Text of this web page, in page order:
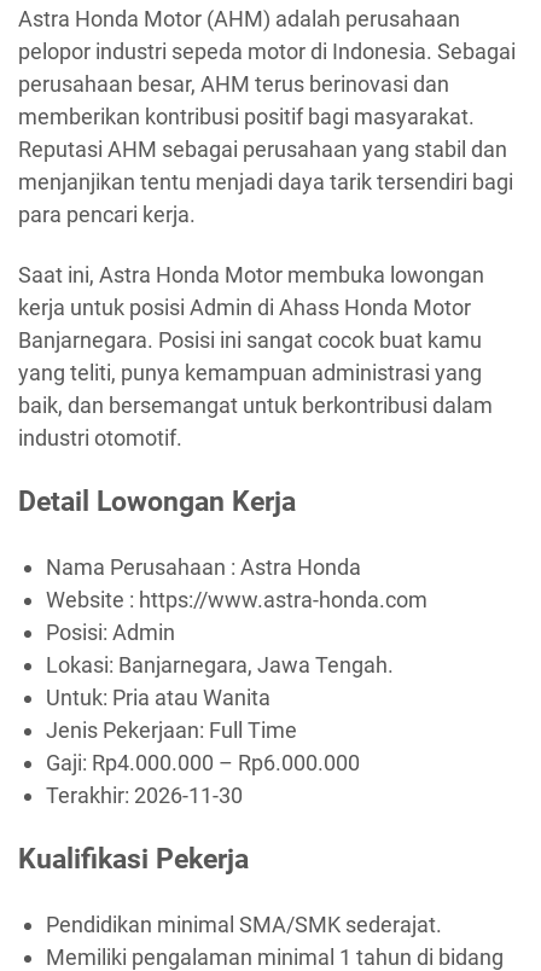
Astra Honda Motor (AHM) adalah perusahaan
pelopor industri sepeda motor di Indonesia. Sebagai
perusahaan besar, AHM terus berinovasi dan
memberikan kontribusi positif bagi masyarakat.
Reputasi AHM sebagai perusahaan yang stabil dan
menjanjikan tentu menjadi daya tarik tersendiri bagi
para pencari kerja.
Saat ini, Astra Honda Motor membuka lowongan
kerja untuk posisi Admin di Ahass Honda Motor
Banjarnegara. Posisi ini sangat cocok buat kamu
yang teliti, punya kemampuan administrasi yang
baik, dan bersemangat untuk berkontribusi dalam
industri otomotif.
Detail Lowongan Kerja
Nama Perusahaan : Astra Honda
Website : https://www.astra-honda.com
Posisi: Admin
Lokasi: Banjarnegara, Jawa Tengah.
Untuk: Pria atau Wanita
Jenis Pekerjaan: Full Time
Gaji: Rp4.000.000 – Rp6.000.000
Terakhir: 2026-11-30
Kualifikasi Pekerja
Pendidikan minimal SMA/SMK sederajat.
Memiliki pengalaman minimal 1 tahun di bidang